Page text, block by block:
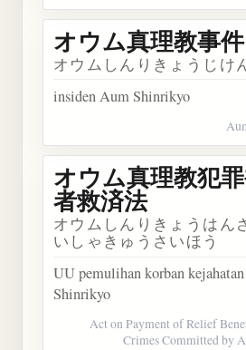
オウム真理教事件
オウムしんりきょうじけ
insiden Aum Shinrikyo
オウム真理教犯
者救済法
オウムしんりきょうはん
いしゃきゅうさいほう
UU pemulihan korban
Shinrikyo
Act on Payment of Relief
Crimes Committed by